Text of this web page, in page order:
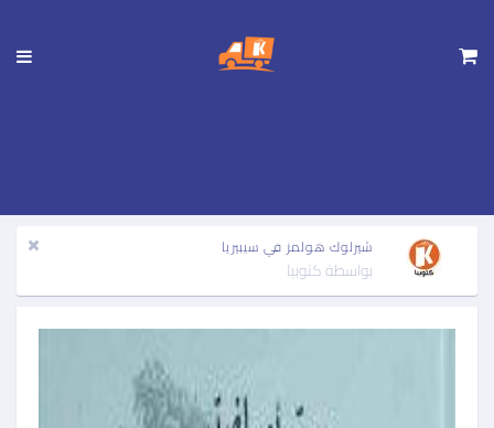
المحتوى
شيرلوك هولمز في سيبيريا
بواسطةكتوبيا